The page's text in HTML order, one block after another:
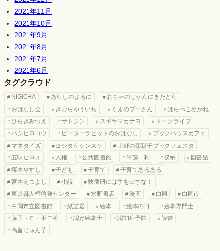
2021年11月
2021年10月
2021年9月
2021年8月
2021年7月
2021年6月
タグクラウド
NIGICHA あらしのよるに
おちゃのじかんにきたとら
おはなし会
きむらゆういち くまのプーさん
はらぺこめがね
ひらぎみつえ
サトシン スギヤマカナヨ
トークライブ
ハシビロコウ
ピーターラビットのおはなし
ブックハウスカフェ
マネタイズ
ヨシタケシンスケ
上野の森親子ブックフェスタ
五味ヒロミ
人権 公共図書館 半藤一利 収納
図書館
塚本やすし
子ども 子育て
子育てあるある
宮本えつよし
小説
映像研には手を出すな！
東京都人権啓発センター
水野書店 漫画 白岡
白岡市
白岡市立図書館
紙芝居 絵本 絵本の日
絵本専門士
藤子・Ｆ・不二雄
認定絵本士 認知症予防
読書
高畠じゅん子